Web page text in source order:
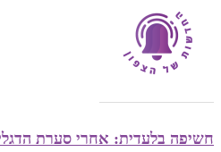
חשיפה בלעדית: אחרי סערת